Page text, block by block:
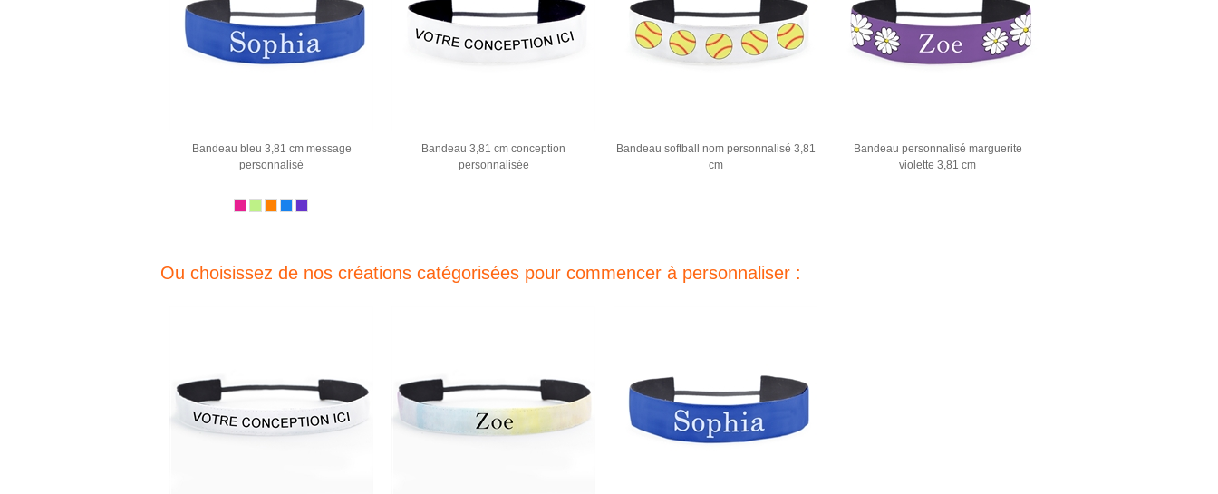
Bandeau bleu 3,81 cm message
personnalisé
Bandeau 3,81 cm conception
personnalisée
Bandeau softball nom personnalisé 3,81
cm
Bandeau personnalisé marguerite
violette 3,81 cm
Ou choisissez de nos créations catégorisées pour commencer à personnaliser :